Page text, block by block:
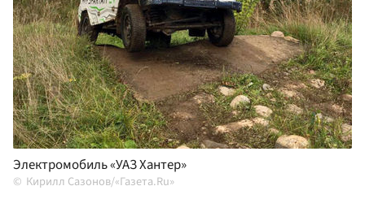
Электромобиль «УАЗ Хантер»
Кирилл Сазонов/«Газета.Ru»